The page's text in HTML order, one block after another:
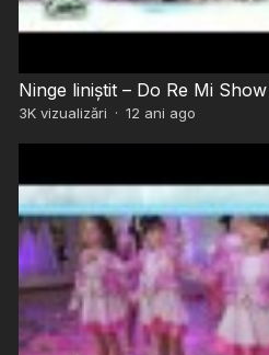
Ninge liniștit – Do Re Mi Show
3Kvizualizări · 12 ani ago